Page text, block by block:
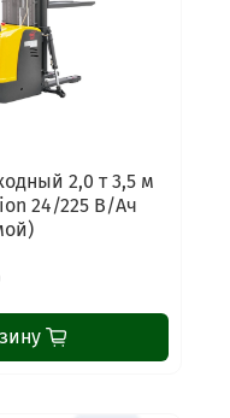
2,0 т 3,5 м
ion 24/225 В/Ач